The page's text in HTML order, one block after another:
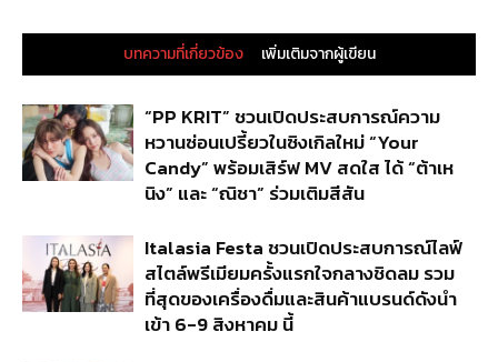
บทความที่เกี่ยวข้อง เพิ่มเติมจากผู้เขียน
“PP KRIT” ชวนเปิดประสบการณ์ความ
หวานซ่อนเปรี้ยวในซิงเกิลใหม่ “Your
Candy” พร้อมเสิร์ฟ MV สดใส ได้ “ต้าเห
นิง” และ “ณิชา” ร่วมเติมสีสัน
Italasia Festa ชวนเปิดประสบการณ์ไลฟ์
สไตล์พรีเมียมครั้งแรกใจกลางชิดลม รวม
ที่สุดของเครื่องดื่มและสินค้าแบรนด์ดังนำ
เข้า 6-9 สิงหาคม นี้